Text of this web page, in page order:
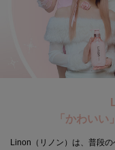
「かわい
Linon（リノン）は、普段